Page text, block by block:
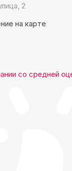
2
на карте
со средней